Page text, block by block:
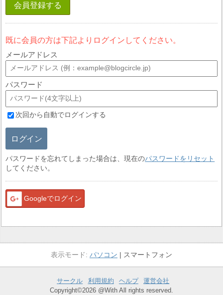
会員登録する
既に会員の方は下記よりログインしてください。
メールアドレス
パスワード
次回から自動でログインする
ログイン
パスワードを忘れてしまった場合は、現在のパスワードをリセット
してください。
Googleでログイン
パソコン スマートフォン
サークル 利用規約 ヘルプ
運営会社
Copyright©2026 @With All rights reserved.